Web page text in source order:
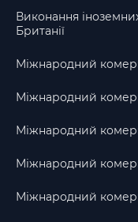
Виконання
Британії
Міжнародний
Міжнародний
Міжнародний
Міжнародний
Міжнародний